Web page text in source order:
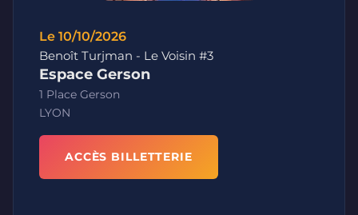
Le 10/10/2026
Benoît Turjman - Le Voisin #3
Espace Gerson
1 Place Gerson
LYON
ACCÈS BILLETTERIE